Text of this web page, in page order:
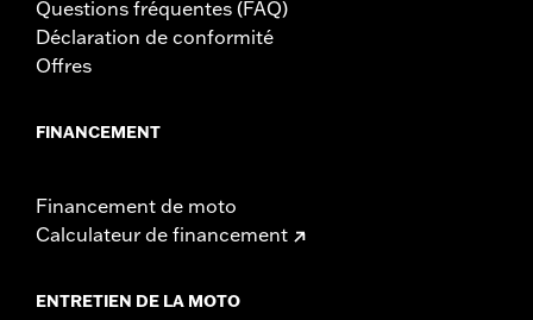
Questions fréquentes (FAQ)
Déclaration de conformité
Offres
FINANCEMENT
Financement de moto
Calculateur de financement
ENTRETIEN DE LA MOTO